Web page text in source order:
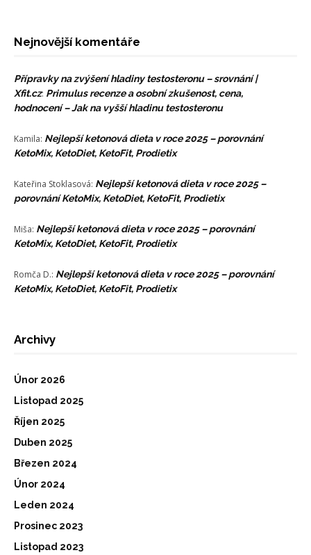
Nejnovější komentáře
Přípravky na zvýšení hladiny testosteronu – srovnání |
Xfit.cz: Primulus recenze a osobní zkušenost, cena,
hodnocení – Jak na vyšší hladinu testosteronu
Kamila: Nejlepší ketonová dieta v roce 2025 – porovnání
KetoMix, KetoDiet, KetoFit, Prodietix
Kateřina Stoklasová: Nejlepší ketonová dieta v roce 2025 –
porovnání KetoMix, KetoDiet, KetoFit, Prodietix
Miša: Nejlepší ketonová dieta v roce 2025 – porovnání
KetoMix, KetoDiet, KetoFit, Prodietix
Romča D.: Nejlepší ketonová dieta v roce 2025 – porovnání
KetoMix, KetoDiet, KetoFit, Prodietix
Archivy
Únor 2026
Listopad 2025
Říjen 2025
Duben 2025
Březen 2024
Únor 2024
Leden 2024
Prosinec 2023
Listopad 2023